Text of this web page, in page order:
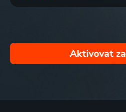
Aktivovat za